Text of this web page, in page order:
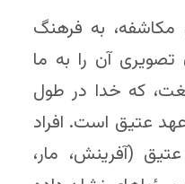
مکاشفه، به فرهنگ
تصویری آن را به ما
که خدا در طول
عتیق است. افراد
(آفرینش، مار،